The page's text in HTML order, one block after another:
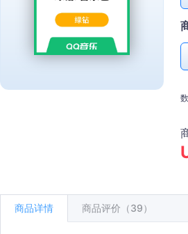
商品详情 商品评价（39）